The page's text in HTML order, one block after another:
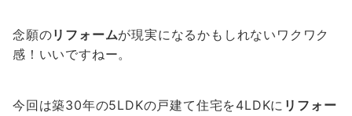
念願のリフォームが現実になるかもしれないワクワク
感！いいですねー。
今回は築30年の5LDKの戸建て住宅を4LDKに リフォー